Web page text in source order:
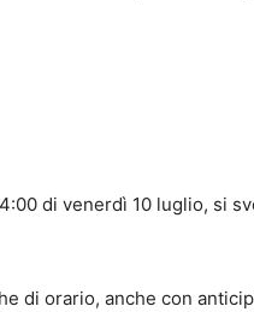
di venerdì 10 luglio, si
di orario, anche con